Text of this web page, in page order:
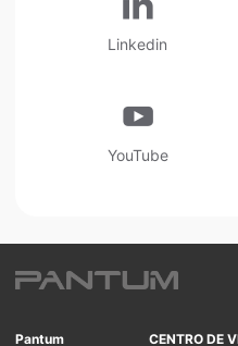
Linkedin
YouTube
Pantum CENTRO DE